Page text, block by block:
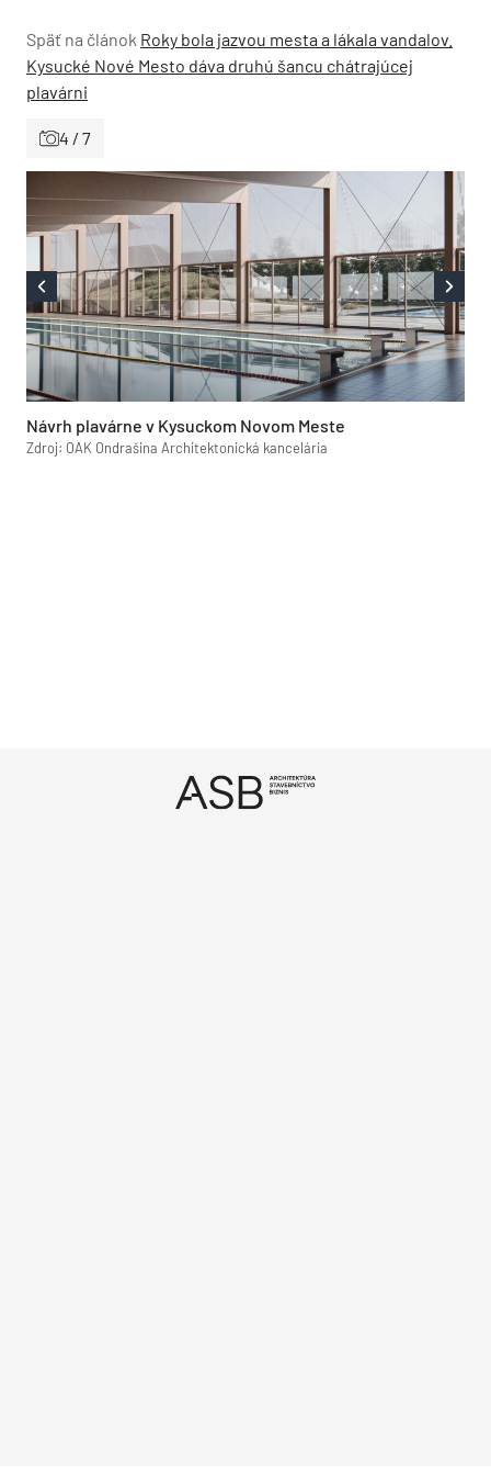
Späť na článok Roky bola jazvou mesta a lákala vandalov.
Kysucké Nové Mesto dáva druhú šancu chátrajúcej
plavárni
4 / 7
Návrh plavárne v Kysuckom Novom Meste
Zdroj: OAK Ondrašina Architektonická kancelária